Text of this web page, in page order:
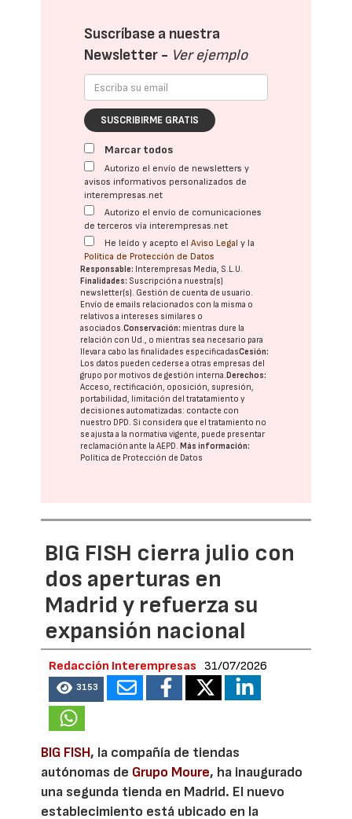
Suscríbase a nuestra
Newsletter - Ver ejemplo
SUSCRIBIRME GRATIS
Marcar todos
Autorizo el envío de newsletters y
avisos informativos personalizados de
interempresas.net
Autorizo el envío de comunicaciones
de terceros vía interempresas.net
He leído y acepto elAviso Legal y la
Política de Protección de Datos
Responsable: Interempresas Media, S.L.U.
Finalidades: Suscripción a nuestra(s)
newsletter(s). Gestión de cuenta de usuario.
Envío de emails relacionados con la misma o
relativos a intereses similares o
asociados.Conservación: mientras dure la
relación con Ud., o mientras sea necesario para
llevar a cabo las finalidades especificadasCesión:
Los datos pueden cederse a otras empresas del
grupo por motivos de gestión interna. Derechos:
Acceso, rectificación, oposición, supresión,
portabilidad, limitación del tratatamiento y
decisiones automatizadas: contacte con
nuestro DPD. Si considera que el tratamiento no
se ajusta a la normativa vigente, puede presentar
reclamación ante laAEPD. Más información:
Política de Protección de Datos
BIG FISH cierra julio con
dos aperturas en
Madrid y refuerza su
expansión nacional
Redacción Interempresas 31/07/2026
3153
BIG FISH, la compañía de tiendas
autónomas de Grupo Moure, ha inaugurado
una segunda tienda en Madrid. El nuevo
establecimiento está ubicado en la